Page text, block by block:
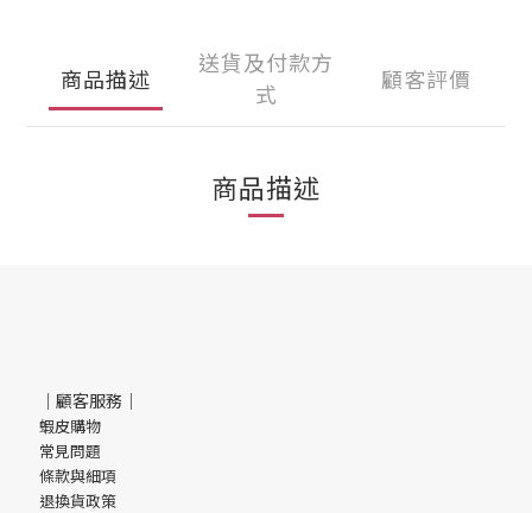
商品描述
送貨及付款方
式
顧客評價
商品描述
｜顧客服務｜
蝦皮購物
常見問題
條款與細項
退換貨政策